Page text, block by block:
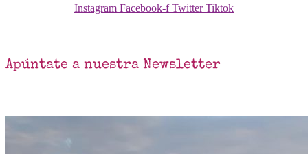
Instagram Facebook-f Twitter Tiktok
Apúntate a nuestra Newsletter